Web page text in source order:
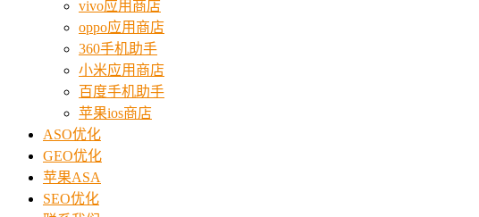
vivo应用商店
oppo应用商店
360手机助手
小米应用商店
百度手机助手
苹果ios商店
ASO优化
GEO优化
苹果ASA
SEO优化